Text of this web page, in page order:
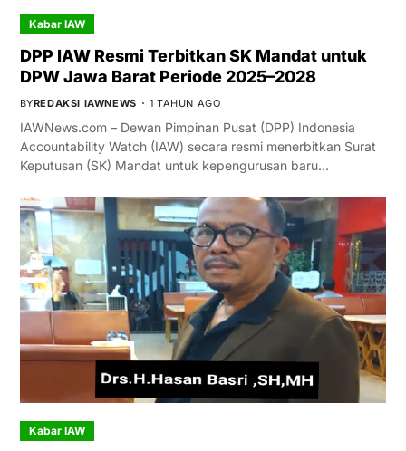
Kabar IAW
DPP IAW Resmi Terbitkan SK Mandat untuk
DPW Jawa Barat Periode 2025–2028
BYREDAKSI IAWNEWS 1 TAHUN AGO
IAWNews.com – Dewan Pimpinan Pusat (DPP) Indonesia
Accountability Watch (IAW) secara resmi menerbitkan Surat
Keputusan (SK) Mandat untuk kepengurusan baru…
Kabar IAW